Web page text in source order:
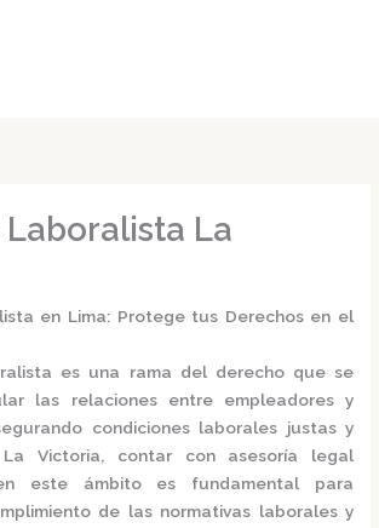
La
en Lima: Protege tus Derechos en el
es una rama del derecho que se
las relaciones entre empleadores y
condiciones laborales justas y
La Victoria, contar con asesoría legal
este ámbito es fundamental para
de las normativas laborales y